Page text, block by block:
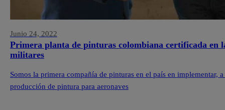
Junio 24, 2022
Primera planta de pinturas colombiana certificada en
militares
Somos la primera compañía de pinturas en el país en implementar,
producción de pintura para aeronaves